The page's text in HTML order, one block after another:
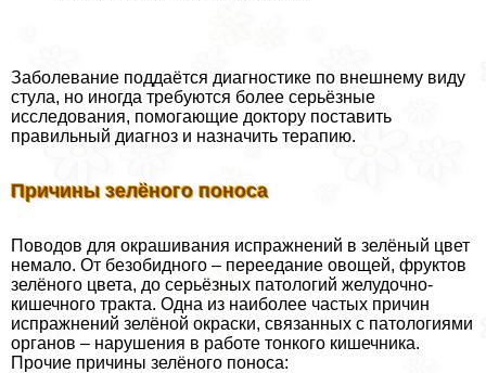
Заболевание поддаётся диагностике по внешнему виду
стула, но иногда требуются более серьёзные
исследования, помогающие доктору поставить
правильный диагноз и назначить терапию.
Причины зелёного поноса
Поводов для окрашивания испpaжнeний в зелёный цвет
немало. От безобидного – переедание овощей, фруктов
зелёного цвета, до серьёзных патологий желудочно-
кишечного тpaкта. Одна из наиболее частых причин
испpaжнeний зелёной окраски, связанных с патологиями
органов – нарушения в работе тонкого кишечника.
Прочие причины зелёного поноса: